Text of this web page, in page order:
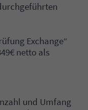
Exchange“
netto als
und Umfang